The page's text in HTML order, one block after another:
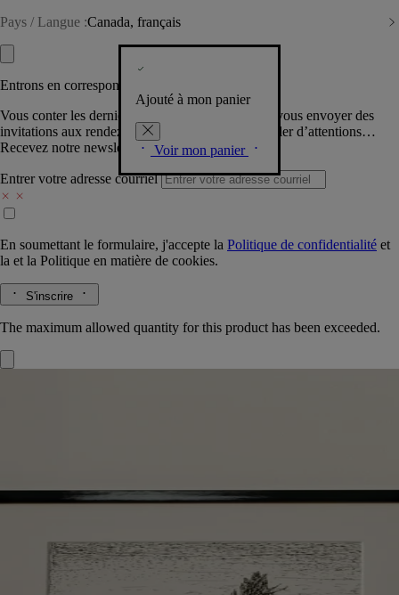
Pays / Langue :Canada, français
Ajouté à mon panier
Voir mon panier
Entrons en correspondance​
Vous conter les dernières créations de la Maison, vous envoyer des
invitations aux rendez-vous Diptyque, vous combler d’attentions…
Recevez notre newsletter.
Entrer votre adresse courriel
En soumettant le formulaire, j'accepte la Politique de confidentialité et
la et la Politique en matière de cookies.
S'inscrire
The maximum allowed quantity for this product has been exceeded.